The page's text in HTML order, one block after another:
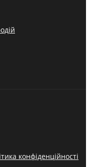
конфіденційності